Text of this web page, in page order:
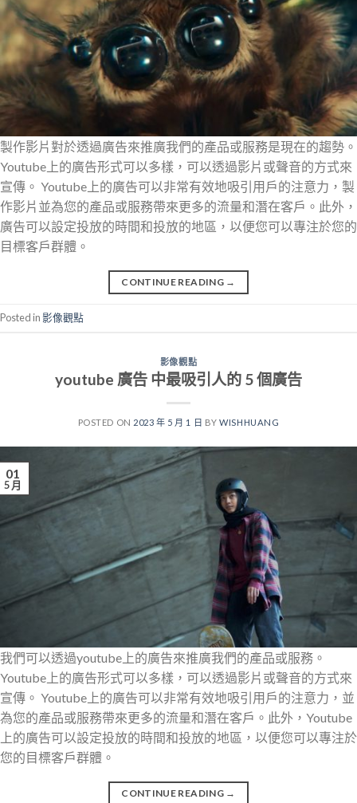
製作影片對於透過廣告來推廣我們的產品或服務是現在的趨勢。
Youtube上的廣告形式可以多樣，可以透過影片或聲音的方式來
宣傳。 Youtube上的廣告可以非常有效地吸引用戶的注意力，製
作影片並為您的產品或服務帶來更多的流量和潛在客戶。此外，
廣告可以設定投放的時間和投放的地區，以便您可以專注於您的
目標客戶群體。
CONTINUE READING →
Posted in影像觀點
影像觀點
youtube 廣告 中最吸引人的 5 個廣告
POSTED ON 2023 年 5 月 1 日 BYWISHHUANG
01
5 月
我們可以透過youtube上的廣告來推廣我們的產品或服務。
Youtube上的廣告形式可以多樣，可以透過影片或聲音的方式來
宣傳。 Youtube上的廣告可以非常有效地吸引用戶的注意力，並
為您的產品或服務帶來更多的流量和潛在客戶。此外，Youtube
上的廣告可以設定投放的時間和投放的地區，以便您可以專注於
您的目標客戶群體。
CONTINUE READING →